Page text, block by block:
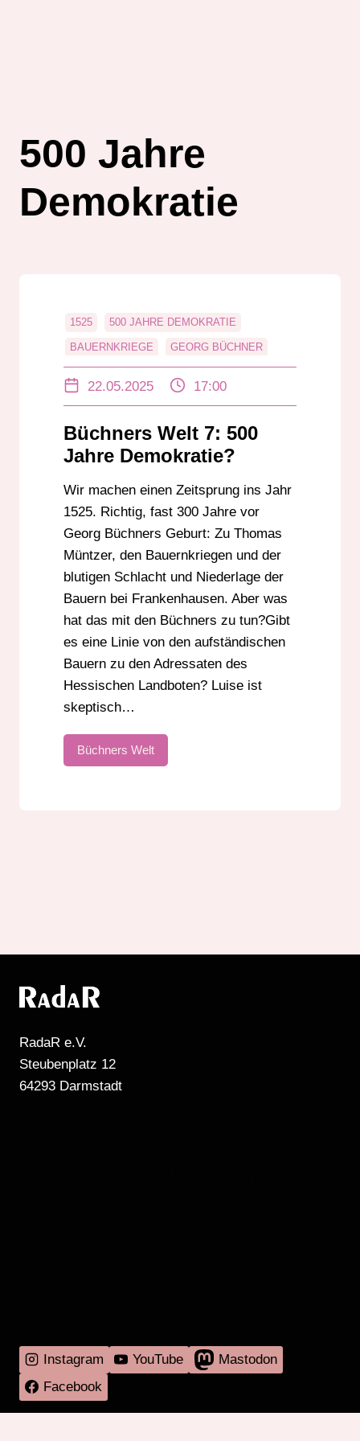
500 Jahre
Demokratie
1525 500 JAHRE DEMOKRATIE
BAUERNKRIEGE GEORG BÜCHNER
22.05.2025 17:00
Büchners Welt 7: 500
Jahre Demokratie?
Wir machen einen Zeitsprung ins Jahr
1525. Richtig, fast 300 Jahre vor
Georg Büchners Geburt: Zu Thomas
Müntzer, den Bauernkriegen und der
blutigen Schlacht und Niederlage der
Bauern bei Frankenhausen. Aber was
hat das mit den Büchners zu tun?Gibt
es eine Linie von den aufständischen
Bauern zu den Adressaten des
Hessischen Landboten? Luise ist
skeptisch…
Büchners Welt
RadaR e.V.
Steubenplatz 12
64293 Darmstadt
Instagram YouTube
Mastodon
Facebook